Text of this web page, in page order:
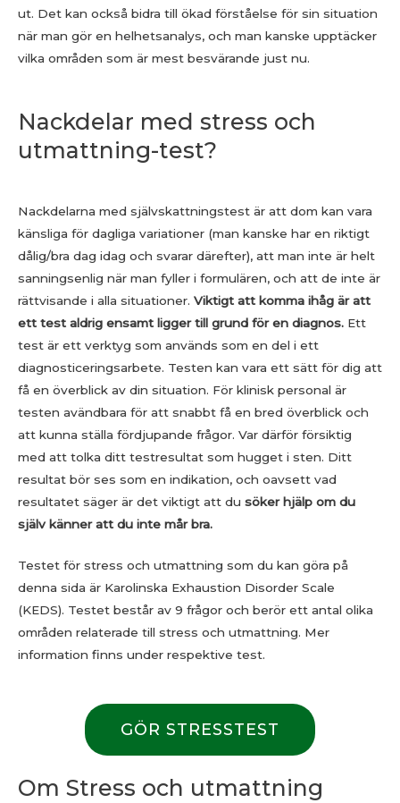
ut. Det kan också bidra till ökad förståelse för sin situation
när man gör en helhetsanalys, och man kanske upptäcker
vilka områden som är mest besvärande just nu.
Nackdelar med stress och
utmattning-test?
Nackdelarna med självskattningstest är att dom kan vara
känsliga för dagliga variationer (man kanske har en riktigt
dålig/bra dag idag och svarar därefter), att man inte är helt
sanningsenlig när man fyller i formulären, och att de inte är
rättvisande i alla situationer. Viktigt att komma ihåg är att
ett test aldrig ensamt ligger till grund för en diagnos. Ett
test är ett verktyg som används som en del i ett
diagnosticeringsarbete. Testen kan vara ett sätt för dig att
få en överblick av din situation. För klinisk personal är
testen avändbara för att snabbt få en bred överblick och
att kunna ställa fördjupande frågor. Var därför försiktig
med att tolka ditt testresultat som hugget i sten. Ditt
resultat bör ses som en indikation, och oavsett vad
resultatet säger är det viktigt att du söker hjälp om du
själv känner att du inte mår bra.
Testet för stress och utmattning som du kan göra på
denna sida är Karolinska Exhaustion Disorder Scale
(KEDS). Testet består av 9 frågor och berör ett antal olika
områden relaterade till stress och utmattning. Mer
information finns under respektive test.
GÖR STRESSTEST
Om Stress och utmattning